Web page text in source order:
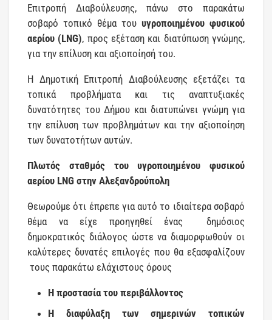
Επιτροπή Διαβούλευσης, πάνω στο παρακάτω
σοβαρό τοπικό θέμα του υγροποιημένου φυσικού
αερίου (LNG), προς εξέταση και διατύπωση γνώμης,
για την επίλυση και αξιοποίησή του.
Η Δημοτική Επιτροπή Διαβούλευσης εξετάζει τα
τοπικά προβλήματα και τις αναπτυξιακές
δυνατότητες του Δήμου και διατυπώνει γνώμη για
την επίλυση των προβλημάτων και την αξιοποίηση
των δυνατοτήτων αυτών.
Πλωτός σταθμός του υγροποιημένου φυσικού
αερίου LNG στην Αλεξανδρούπολη
Θεωρούμε ότι έπρεπε για αυτό το ιδιαίτερα σοβαρό
θέμα να είχε προηγηθεί ένας δημόσιος
δημοκρατικός διάλογος ώστε να διαμορφωθούν οι
καλύτερες δυνατές επιλογές που θα εξασφαλίζουν
τους παρακάτω ελάχιστους όρους
Η προστασία του περιβάλλοντος
Η διαφύλαξη των σημερινών τοπικών